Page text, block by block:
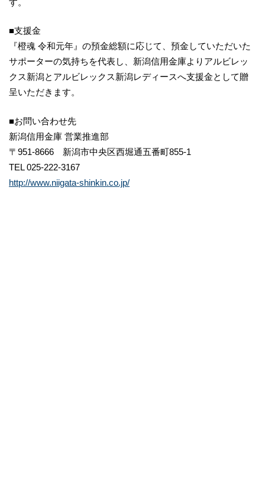
■支援金
『橙魂 令和元年』の預金総額に応じて、預金していただいた
サポーターの気持ちを代表し、新潟信用金庫よりアルビレッ
クス新潟とアルビレックス新潟レディースへ支援金として贈
呈いただきます。
■お問い合わせ先
新潟信用金庫 営業推進部
〒951-8666 新潟市中央区西堀通五番町855-1
TEL 025-222-3167
http://www.niigata-shinkin.co.jp/